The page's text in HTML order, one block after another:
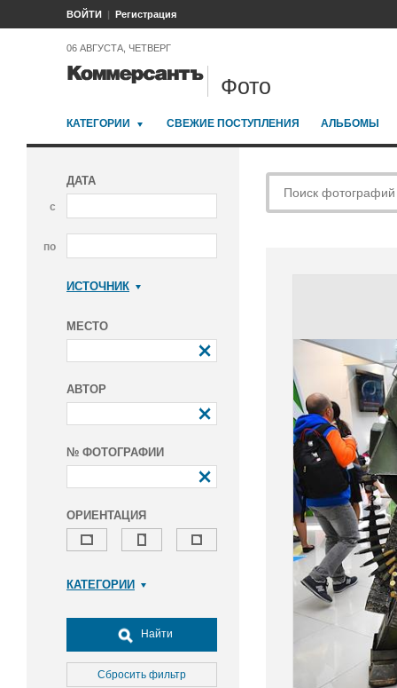
ВОЙТИ Регистрация
06 АВГУСТА, ЧЕТВЕРГ
Фото
КАТЕГОРИИ СВЕЖИЕ ПОСТУПЛЕНИЯ АЛЬБОМЫ
ДАТА
с
по
ИСТОЧНИК
МЕСТО
АВТОР
№ ФОТОГРАФИИ
ОРИЕНТАЦИЯ
КАТЕГОРИИ
Досуг, туризм и отдых
Культура
Медицина
Найти
Сбросить фильтр